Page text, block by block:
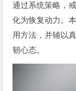
通过系统策略，
化为恢复动力。
用方法，并辅以
韧心态。